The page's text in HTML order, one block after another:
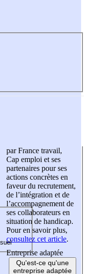
par France travail,
Cap emploi et ses
partenaires pour ses
actions concrètes en
faveur du recrutement,
de l’intégration et de
l’accompagnement de
ses collaborateurs en
situation de handicap.
Pour en savoir plus,
consultez cet article.
Entreprise adaptée
Qu'est-ce qu'une
entreprise adaptée